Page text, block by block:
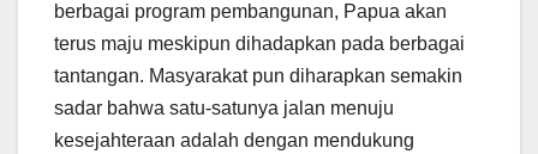
berbagai program pembangunan, Papua akan
terus maju meskipun dihadapkan pada berbagai
tantangan. Masyarakat pun diharapkan semakin
sadar bahwa satu-satunya jalan menuju
kesejahteraan adalah dengan mendukung